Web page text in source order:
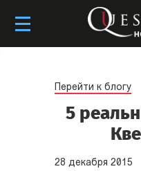
Перейти к блогу
5
28 декабря 2015